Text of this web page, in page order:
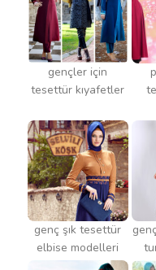
gençler için
tesettür kıyafetler
genç şık tesettür
elbise modelleri